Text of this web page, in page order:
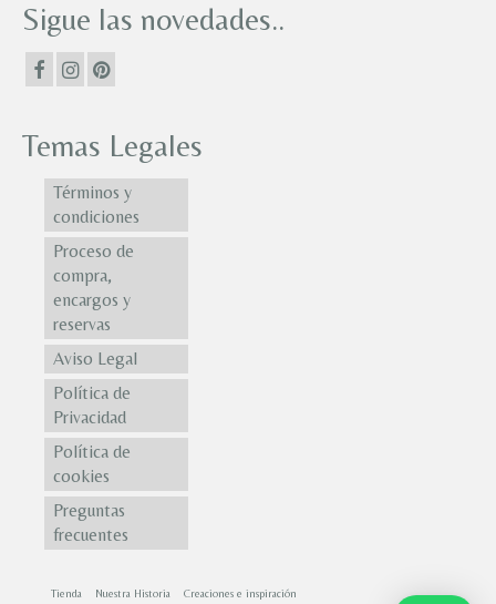
Sigue las novedades..
Temas Legales
Términos y
condiciones
Proceso de
compra,
encargos y
reservas
Aviso Legal
Política de
Privacidad
Política de
cookies
Preguntas
frecuentes
Tienda Nuestra Historia Creaciones e inspiración